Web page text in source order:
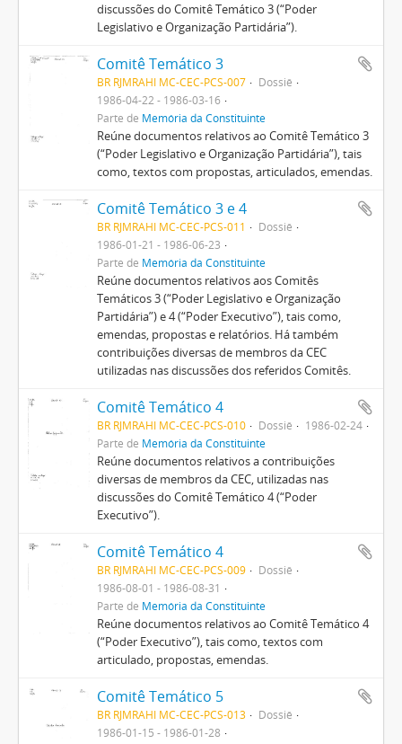
discussões do Comitê Temático 3 (“Poder
Legislativo e Organização Partidária”).
Comitê Temático 3
BR RJMRAHI MC-CEC-PCS-007
Dossiê
1986-04-22 - 1986-03-16
Parte de Memória da Constituinte
Reúne documentos relativos ao Comitê Temático 3
(“Poder Legislativo e Organização Partidária”), tais
como, textos com propostas, articulados, emendas.
Comitê Temático 3 e 4
BR RJMRAHI MC-CEC-PCS-011
Dossiê
1986-01-21 - 1986-06-23
Parte de Memória da Constituinte
Reúne documentos relativos aos Comitês
Temáticos 3 (“Poder Legislativo e Organização
Partidária”) e 4 (“Poder Executivo”), tais como,
emendas, propostas e relatórios. Há também
contribuições diversas de membros da CEC
utilizadas nas discussões dos referidos Comitês.
Comitê Temático 4
BR RJMRAHI MC-CEC-PCS-010 Dossiê
1986-02-24
Parte de Memória da Constituinte
Reúne documentos relativos a contribuições
diversas de membros da CEC, utilizadas nas
discussões do Comitê Temático 4 (“Poder
Executivo”).
Comitê Temático 4
BR RJMRAHI MC-CEC-PCS-009
Dossiê
1986-08-01 - 1986-08-31
Parte de Memória da Constituinte
Reúne documentos relativos ao Comitê Temático 4
(“Poder Executivo”), tais como, textos com
articulado, propostas, emendas.
Comitê Temático 5
BR RJMRAHI MC-CEC-PCS-013
Dossiê
1986-01-15 - 1986-01-28